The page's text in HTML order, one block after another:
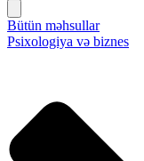
Bütün məhsullar
Psixologiya və biznes